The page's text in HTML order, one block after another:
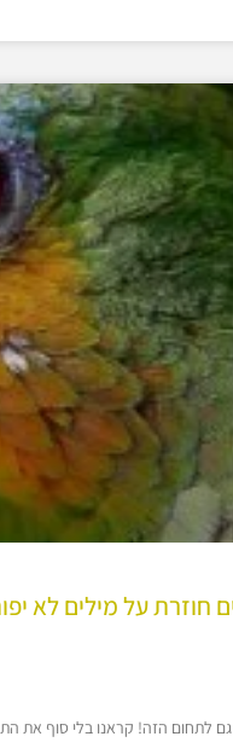
חוזרת על מילים לא
לתחום הזה! קראנו בלי סוף את